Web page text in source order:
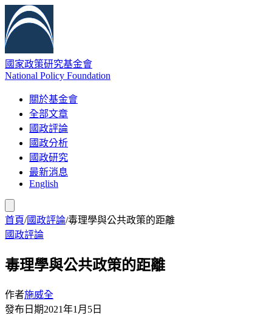
國家政策研究基金會
National Policy Foundation
關於基金會
全部文章
國政評論
國政分析
國政研究
最新消息
English
首頁/國政評論/毒理學與公共政策的距離
國政評論
毒理學與公共政策的距離
作者施威全
發布日期2021年1月5日